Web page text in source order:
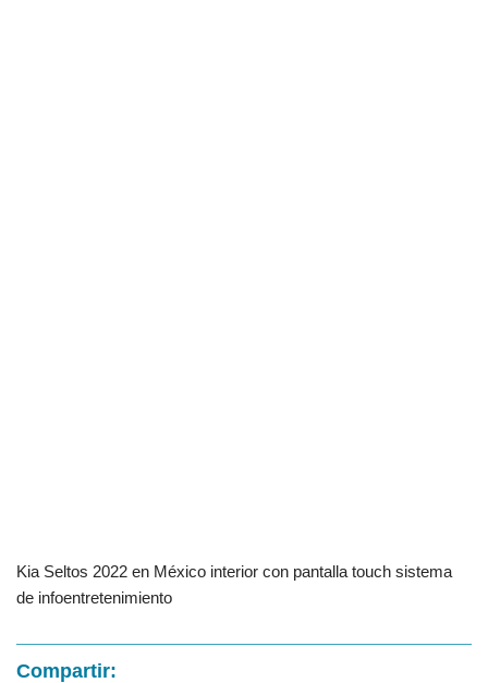
Kia Seltos 2022 en México interior con pantalla touch sistema
de infoentretenimiento
Compartir: